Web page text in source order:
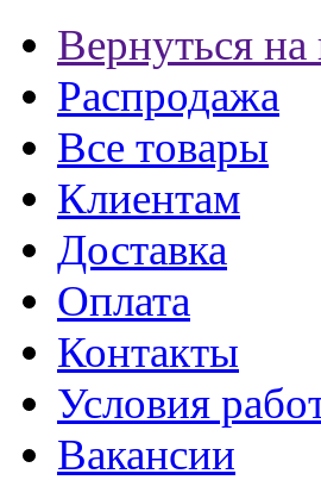
Вернуться
Распродажа
Все товары
Клиентам
Доставка
Оплата
Контакты
Условия
Вакансии